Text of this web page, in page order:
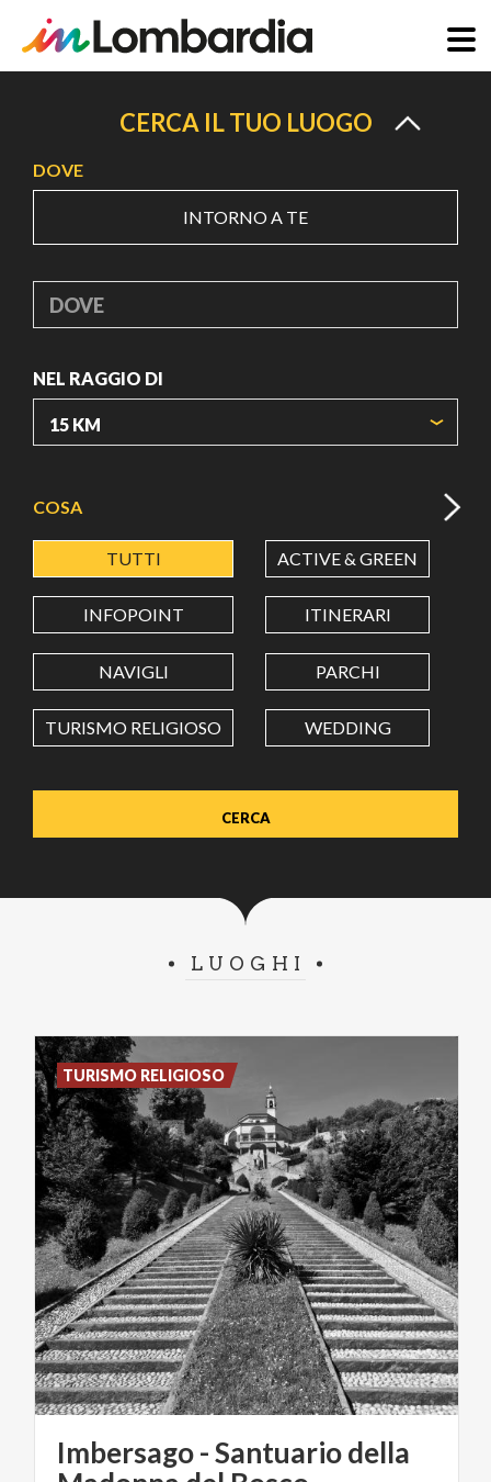
principale
CERCA IL TUO LUOGO
DOVE
INTORNO A TE
DOVE
NEL RAGGIO DI
LATITUDINE
LONGITUDINE
Value in decimal degrees. Use dot (.) as decimal separator.
COSA
TUTTI ACTIVE & GREEN
INFOPOINT ITINERARI
NAVIGLI PARCHI
TURISMO RELIGIOSO WEDDING
LUOGHI
Imbersago - Santuario della
TURISMO RELIGIOSO